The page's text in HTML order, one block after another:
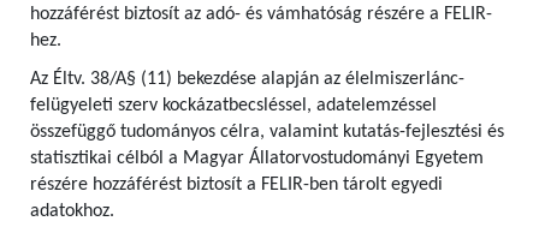
hozzáférést biztosít az adó- és vámhatóság részére a FELIR-
hez.
Az Éltv. 38/A§ (11) bekezdése alapján az élelmiszerlánc-
felügyeleti szerv kockázatbecsléssel, adatelemzéssel
összefüggő tudományos célra, valamint kutatás-fejlesztési és
statisztikai célból a Magyar Állatorvostudományi Egyetem
részére hozzáférést biztosít a FELIR-ben tárolt egyedi
adatokhoz.